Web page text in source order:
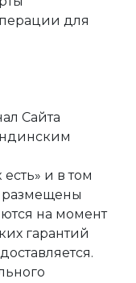
для
Сайта
и в том
размещены
на момент
гарантий